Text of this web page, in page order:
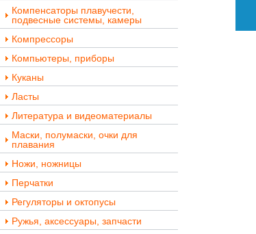
Компенсаторы плавучести,
подвесные системы, камеры
Компрессоры
Компьютеры, приборы
Куканы
Ласты
Литература и видеоматериалы
Маски, полумаски, очки для
плавания
Ножи, ножницы
Перчатки
Регуляторы и октопусы
Ружья, аксессуары, запчасти